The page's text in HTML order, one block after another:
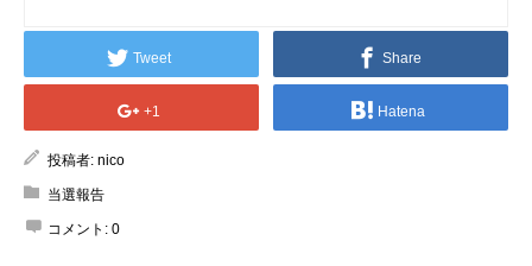
Tweet Share
+1 Hatena
投稿者: nico
当選報告
コメント: 0